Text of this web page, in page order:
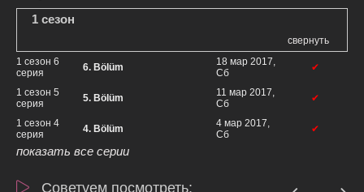
1 сезон
свернуть
1 сезон 6
серия
6. Bölüm
18 мар 2017,
Сб
✔
1 сезон 5
серия
5. Bölüm
11 мар 2017,
Сб
✔
1 сезон 4
серия
4. Bölüm
4 мар 2017,
Сб
✔
показать все серии
Советуем посмотреть: